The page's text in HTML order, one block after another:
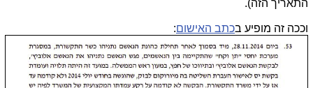
התאריך הזה).
וככה זה מופיע בכתב האישום: